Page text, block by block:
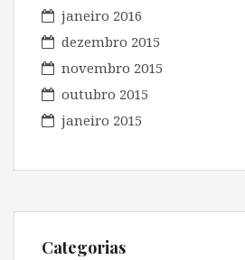
janeiro 2016
dezembro 2015
novembro 2015
outubro 2015
janeiro 2015
Categorias